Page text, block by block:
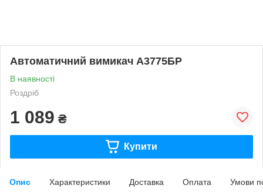
Автоматичний вимикач А3775БР
В наявності
Роздріб
1 089 ₴
Купити
Опис Характеристики Доставка Оплата Умови